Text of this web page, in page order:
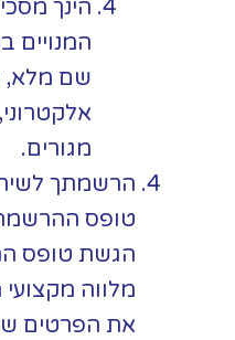
הינך
שם מלא,
מגורים.
הרשמתך
טופס
הגשת טופס
מלווה
את הפרטים